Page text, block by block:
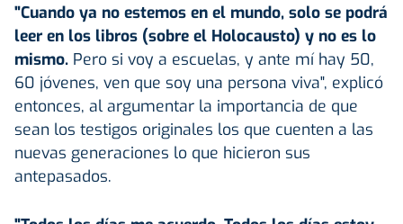
"Cuando ya no estemos en el mundo, solo se podrá
leer en los libros (sobre el Holocausto) y no es lo
mismo. Pero si voy a escuelas, y ante mí hay 50,
60 jóvenes, ven que soy una persona viva", explicó
entonces, al argumentar la importancia de que
sean los testigos originales los que cuenten a las
nuevas generaciones lo que hicieron sus
antepasados.